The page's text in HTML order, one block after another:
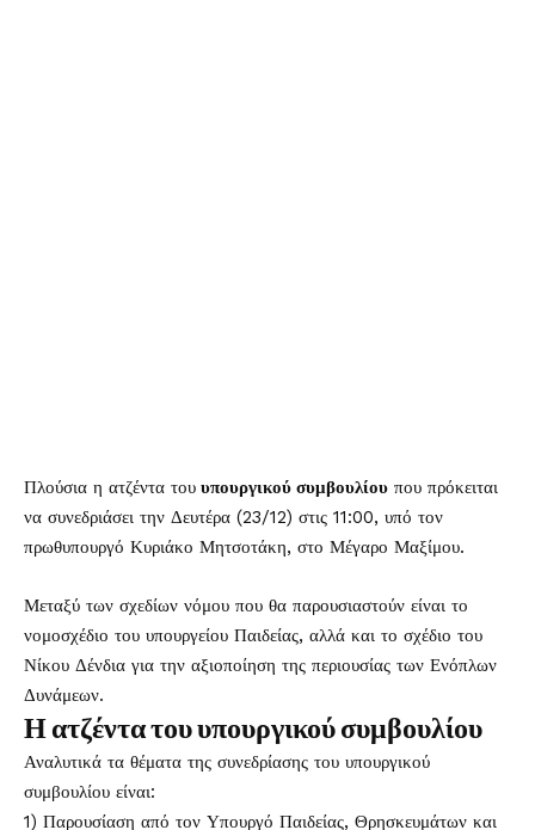
Πλούσια η ατζέντα του υπουργικού συμβουλίου που πρόκειται
να συνεδριάσει την Δευτέρα (23/12) στις 11:00, υπό τον
πρωθυπουργό Κυριάκο Μητσοτάκη, στο Μέγαρο Μαξίμου.
Μεταξύ των σχεδίων νόμου που θα παρουσιαστούν είναι το
νομοσχέδιο του υπουργείου Παιδείας, αλλά και το σχέδιο του
Νίκου Δένδια για την αξιοποίηση της περιουσίας των Ενόπλων
Δυνάμεων.
Η ατζέντα του υπουργικού συμβουλίου
Αναλυτικά τα θέματα της συνεδρίασης του υπουργικού
συμβουλίου είναι:
1) Παρουσίαση από τον Υπουργό Παιδείας, Θρησκευμάτων και